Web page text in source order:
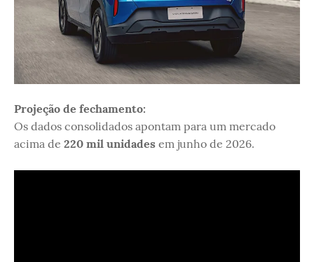
Projeção de fechamento:
Os dados consolidados apontam para um mercado
acima de 220 mil unidades em junho de 2026.